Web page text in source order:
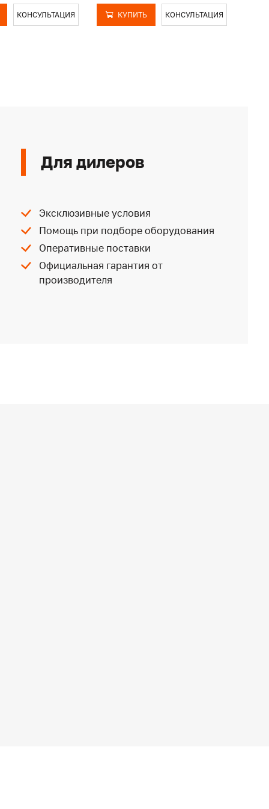
КОНСУЛЬТАЦИЯ КУПИТЬ КОНСУЛЬТАЦИЯ
Для дилеров
Эксклюзивные условия
Помощь при подборе оборудования
Оперативные поставки
Официальная гарантия от
производителя